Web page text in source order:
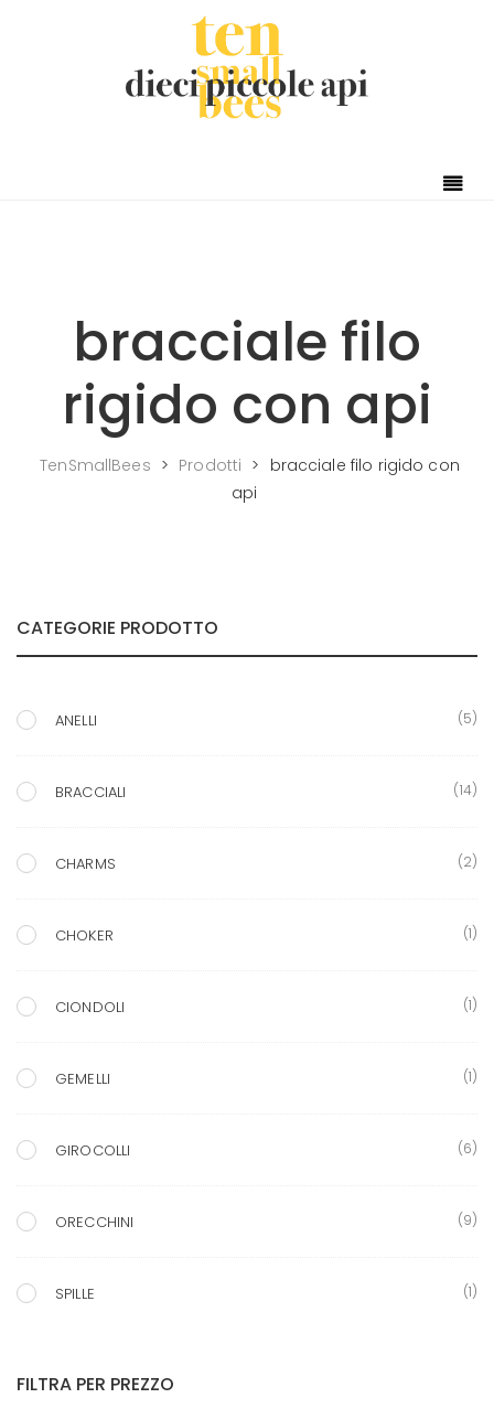
bracciale filo
rigido con api
TenSmallBees > Prodotti > bracciale filo rigido con
api
CATEGORIE PRODOTTO
ANELLI (5)
BRACCIALI (14)
CHARMS (2)
CHOKER (1)
CIONDOLI (1)
GEMELLI (1)
GIROCOLLI (6)
ORECCHINI (9)
SPILLE (1)
FILTRA PER PREZZO